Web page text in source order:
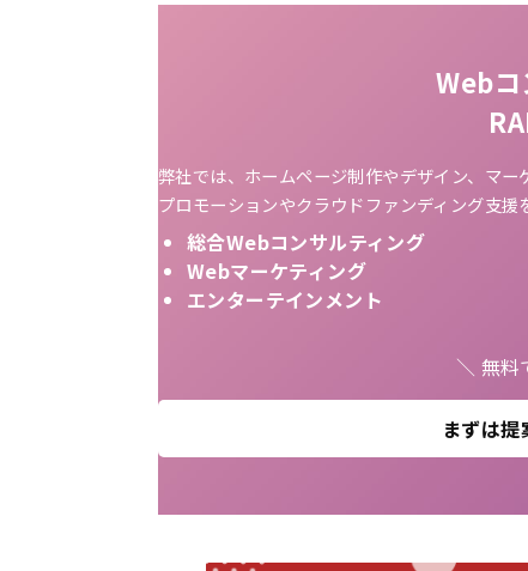
Webコ
弊社では、ホームページ制作やデザイン、マ
プロモーションやクラウドファンディング支援
総合Webコンサルティング
Webマーケティング
エンターテインメント
＼ 無料
まずは